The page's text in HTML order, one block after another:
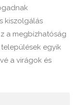
kiszolgálás
a megbízhatóság
egyik
a virágok és